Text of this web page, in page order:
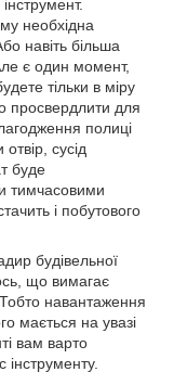
необхідна
навіть більша
є один момент,
тільки в міру
просвердлити для
полиці
сусід
буде
тимчасовими
і побутового
будівельної
що вимагає
Тобто навантаження
мається на увазі
вам варто